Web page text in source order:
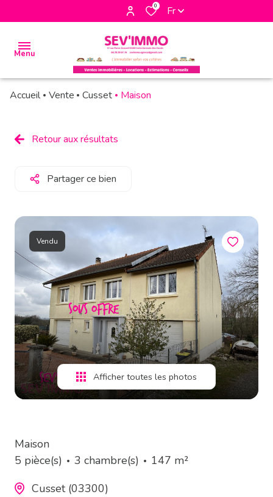
0 Fr
Menu
biens
à la
vendus
estimation
alerte
e-
mail
contact
Accueil Vente Cusset Maison
Retour aux résultats
Partager ce bien
Vendu
Afficher toutes les photos
Maison
5 pièce(s)
3 chambre(s)
147 m²
Cusset (03300)